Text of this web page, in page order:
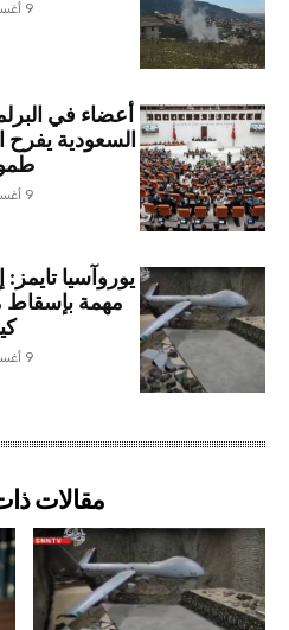
9 أغسطس، 2026
أعضاء في
السعودية يفرح
9 أغسطس، 2026
يوروآسيا
مهمة
كيو-
9 أغسطس، 2026
مقالات